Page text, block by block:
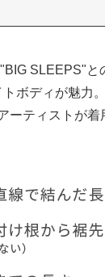
SLEEPS"
ボディが魅力
ーティストが